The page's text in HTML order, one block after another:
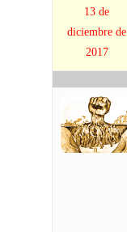
13 de
diciembre de
2017